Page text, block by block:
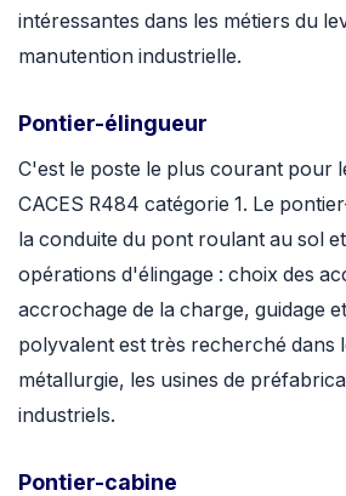
intéressantes dans les métiers du
manutention industrielle.
Pontier-élingueur
C'est le poste le plus courant pour
CACES R484 catégorie 1. Le
la conduite du pont roulant au sol
opérations d'élingage : choix des
accrochage de la charge, guidage
polyvalent est très recherché dans
métallurgie, les usines de
industriels.
Pontier-cabine